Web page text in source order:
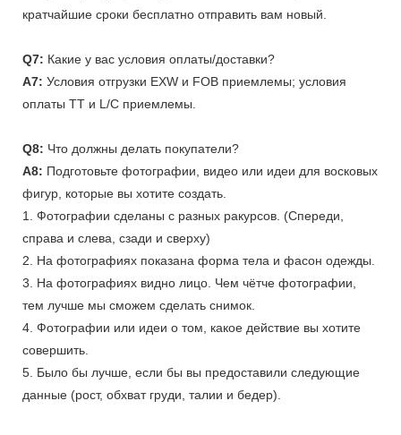
кратчайшие сроки бесплатно отправить вам новый.
Q7: Какие у вас условия оплаты/доставки?
A7: Условия отгрузки EXW и FOB приемлемы; условия
оплаты TT и L/C приемлемы.
Q8: Что должны делать покупатели?
A8: Подготовьте фотографии, видео или идеи для восковых
фигур, которые вы хотите создать.
1. Фотографии сделаны с разных ракурсов. (Спереди,
справа и слева, сзади и сверху)
2. На фотографиях показана форма тела и фасон одежды.
3. На фотографиях видно лицо. Чем чётче фотографии,
тем лучше мы сможем сделать снимок.
4. Фотографии или идеи о том, какое действие вы хотите
совершить.
5. Было бы лучше, если бы вы предоставили следующие
данные (рост, обхват груди, талии и бедер).